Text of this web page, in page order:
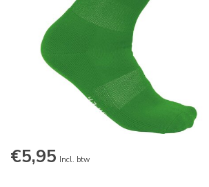
€5,95 Incl. btw